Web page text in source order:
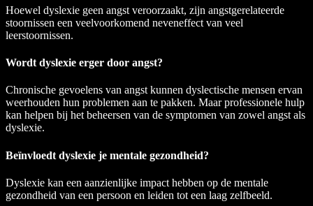
Hoewel dyslexie geen angst veroorzaakt, zijn angstgerelateerde
stoornissen een veelvoorkomend neveneffect van veel
leerstoornissen.
Wordt dyslexie erger door angst?
Chronische gevoelens van angst kunnen dyslectische mensen ervan
weerhouden hun problemen aan te pakken. Maar professionele hulp
kan helpen bij het beheersen van de symptomen van zowel angst als
dyslexie.
Beïnvloedt dyslexie je mentale gezondheid?
Dyslexie kan een aanzienlijke impact hebben op de mentale
gezondheid van een persoon en leiden tot een laag zelfbeeld.